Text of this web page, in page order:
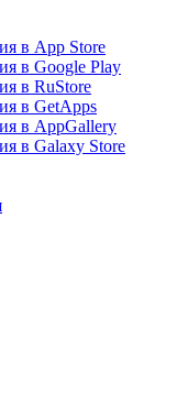
в App Store
в Google Play
в RuStore
в GetApps
в AppGallery
в Galaxy Store